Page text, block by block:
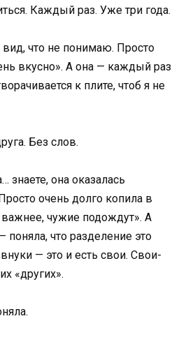
Каждый раз. Уже три года.
что не понимаю. Просто
вкусно». А она — каждый раз
к плите, чтоб я не
Без слов.
знаете, она оказалась
очень долго копила в
чужие подождут». А
поняла, что разделение это
— это и есть свои. Свои-
«других».